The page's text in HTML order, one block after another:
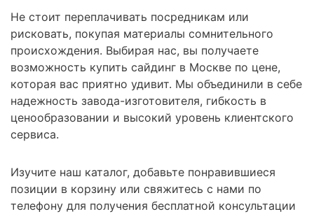
Не стоит переплачивать посредникам или
рисковать, покупая материалы сомнительного
происхождения. Выбирая нас, вы получаете
возможность купить сайдинг в Москве по цене,
которая вас приятно удивит. Мы объединили в себе
надежность завода-изготовителя, гибкость в
ценообразовании и высокий уровень клиентского
сервиса.
Изучите наш каталог, добавьте понравившиеся
позиции в корзину или свяжитесь с нами по
телефону для получения бесплатной консультации